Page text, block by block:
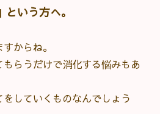
いう方へ。
からね。
らうだけで消化する悩みもあ
していくものなんでしょう